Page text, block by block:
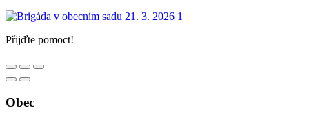
Přijďte pomoct!
Obec